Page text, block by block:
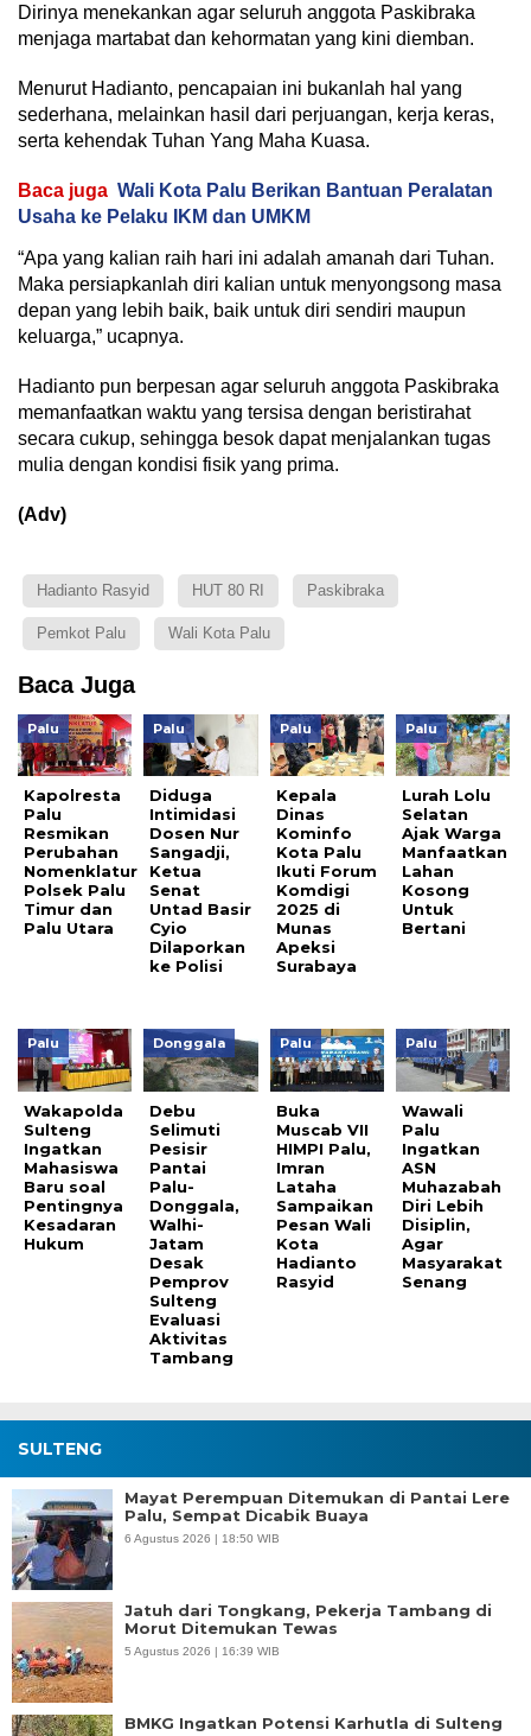
Dirinya menekankan agar seluruh anggota Paskibraka
menjaga martabat dan kehormatan yang kini diemban.
Menurut Hadianto, pencapaian ini bukanlah hal yang
sederhana, melainkan hasil dari perjuangan, kerja keras,
serta kehendak Tuhan Yang Maha Kuasa.
Baca juga Wali Kota Palu Berikan Bantuan Peralatan
Usaha ke Pelaku IKM dan UMKM
“Apa yang kalian raih hari ini adalah amanah dari Tuhan.
Maka persiapkanlah diri kalian untuk menyongsong masa
depan yang lebih baik, baik untuk diri sendiri maupun
keluarga,” ucapnya.
Hadianto pun berpesan agar seluruh anggota Paskibraka
memanfaatkan waktu yang tersisa dengan beristirahat
secara cukup, sehingga besok dapat menjalankan tugas
mulia dengan kondisi fisik yang prima.
(Adv)
Hadianto Rasyid HUT 80 RI Paskibraka
Pemkot Palu Wali Kota Palu
Baca Juga
Palu
Kapolresta
Palu
Resmikan
Perubahan
Nomenklatur
Polsek Palu
Timur dan
Palu Utara
Palu
Diduga
Intimidasi
Dosen Nur
Sangadji,
Ketua
Senat
Untad Basir
Cyio
Dilaporkan
ke Polisi
Palu
Kepala
Dinas
Kominfo
Kota Palu
Ikuti Forum
Komdigi
2025 di
Munas
Apeksi
Surabaya
Palu
Lurah Lolu
Selatan
Ajak Warga
Manfaatkan
Lahan
Kosong
Untuk
Bertani
Palu
Wakapolda
Sulteng
Ingatkan
Mahasiswa
Baru soal
Pentingnya
Kesadaran
Hukum
Donggala
Debu
Selimuti
Pesisir
Pantai
Palu-
Donggala,
Walhi-
Jatam
Desak
Pemprov
Sulteng
Evaluasi
Aktivitas
Tambang
Palu
Buka
Muscab VII
HIMPI Palu,
Imran
Lataha
Sampaikan
Pesan Wali
Kota
Hadianto
Rasyid
Palu
Wawali
Palu
Ingatkan
ASN
Muhazabah
Diri Lebih
Disiplin,
Agar
Masyarakat
Senang
SULTENG
Mayat Perempuan Ditemukan di Pantai Lere
Palu, Sempat Dicabik Buaya
6 Agustus 2026 | 18:50 WIB
Jatuh dari Tongkang, Pekerja Tambang di
Morut Ditemukan Tewas
5 Agustus 2026 | 16:39 WIB
BMKG Ingatkan Potensi Karhutla di Sulteng